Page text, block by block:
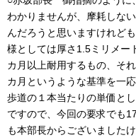
わかりませんが、摩耗しな
んだろうと思いますけれど
様としては厚さ1.5ミリメー
カ月以上耐用するもの、そ
カ月というような基準を一
歩道の１本当たりの単価と
ですので、今回の要求でも
も本部長からございました